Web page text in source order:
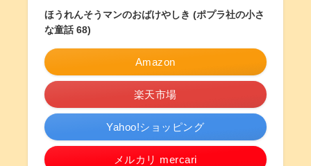
ほうれんそうマンのおばけやしき (ポプラ社の小さ
な童話 68)
Amazon
楽天市場
Yahoo!ショッピング
メルカリ mercari